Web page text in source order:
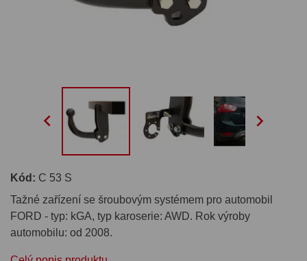
 
Kód: C 53 S
Tažné zařízení se šroubovým systémem pro automobil
FORD - typ: kGA, typ karoserie: AWD. Rok výroby
automobilu: od 2008.